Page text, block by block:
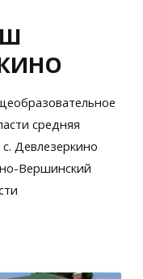
средняя
Девлезеркино
Вершинский